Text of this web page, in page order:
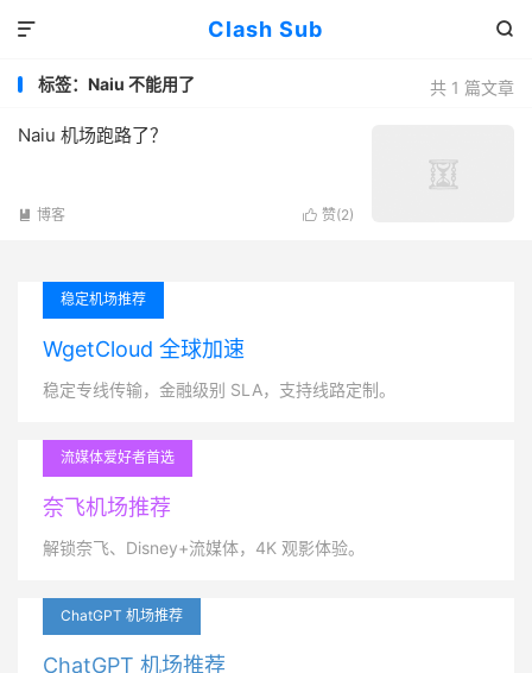
Clash Sub 

共 1 篇文章
标签：Naiu 不能用了
Naiu 机场跑路了？
 赞(2)
 博客
稳定机场推荐
WgetCloud 全球加速
稳定专线传输，金融级别 SLA，支持线路定制。
流媒体爱好者首选
奈飞机场推荐
解锁奈飞、Disney+流媒体，4K 观影体验。
ChatGPT 机场推荐
ChatGPT 机场推荐